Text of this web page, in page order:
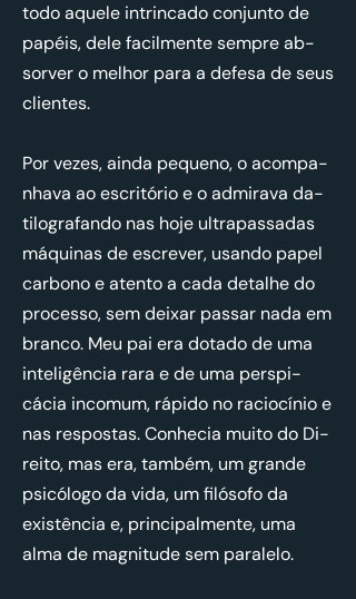
todo aquele in­trin­cado con­junto de
pa­péis, dele fa­cil­mente sempre ab­
sorver o me­lhor para a de­fesa de seus
cli­entes.
Por vezes, ainda pe­queno, o acom­pa­
nhava ao es­cri­tório e o ad­mi­rava da­
ti­lo­gra­fando nas hoje ul­tra­pas­sadas
má­quinas de es­crever, usando papel
car­bono e atento a cada de­talhe do
pro­cesso, sem deixar passar nada em
branco. Meu pai era do­tado de uma
in­te­li­gência rara e de uma pers­pi­
cácia in­comum, rá­pido no ra­ci­o­cínio e
nas res­postas. Co­nhecia muito do Di­
reito, mas era, também, um grande
psi­có­logo da vida, um fi­ló­sofo da
exis­tência e, prin­ci­pal­mente, uma
alma de mag­ni­tude sem pa­ra­lelo.